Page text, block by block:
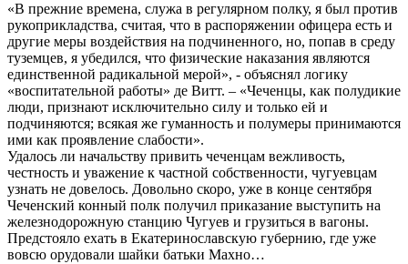
«В прежние времена, служа в регулярном полку, я был против
рукоприкладства, считая, что в распоряжении офицера есть и
другие меры воздействия на подчиненного, но, попав в среду
туземцев, я убедился, что физические наказания являются
единственной радикальной мерой», - объяснял логику
«воспитательной работы» де Витт. – «Чеченцы, как полудикие
люди, признают исключительно силу и только ей и
подчиняются; всякая же гуманность и полумеры принимаются
ими как проявление слабости».
Удалось ли начальству привить чеченцам вежливость,
честность и уважение к частной собственности, чугуевцам
узнать не довелось. Довольно скоро, уже в конце сентября
Чеченский конный полк получил приказание выступить на
железнодорожную станцию Чугуев и грузиться в вагоны.
Предстояло ехать в Екатеринославскую губернию, где уже
вовсю орудовали шайки батьки Махно…